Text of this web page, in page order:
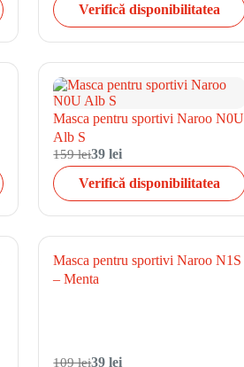
Verifică disponibilitatea
Masca pentru sportivi Naroo N0U
Alb S
159 lei39 lei
Verifică disponibilitatea
Masca pentru sportivi Naroo N1S
– Menta
109 lei39 lei